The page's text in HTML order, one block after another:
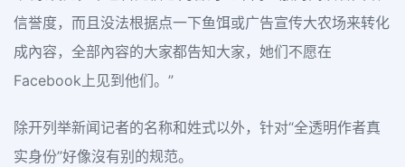
信誉度，而且没法根据点一下鱼饵或广告宣传大农场来转化
成內容，全部內容的大家都告知大家，她们不愿在
Facebook上见到他们。”
除开列举新闻记者的名称和姓式以外，针对“全透明作者真
实身份”好像沒有别的规范。